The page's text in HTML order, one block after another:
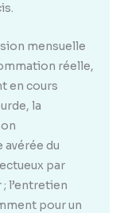
mensuelle
réelle,
en cours
la
du
par
l’entretien
pour un